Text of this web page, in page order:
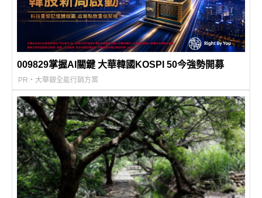
009829掌握AI關鍵 大華韓國KOSPI 50今強勢開募
PR・大華銀全能行銷方案